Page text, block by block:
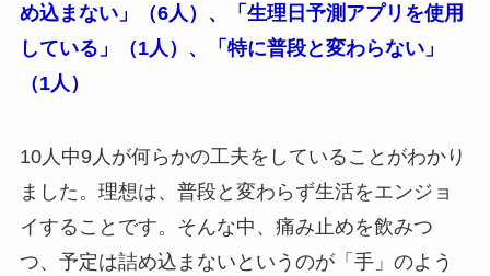
め込まない」（6人）、「生理日予測アプリを使用
している」（1人）、「特に普段と変わらない」
（1人）
10人中9人が何らかの工夫をしていることがわかり
ました。理想は、普段と変わらず生活をエンジョ
イすることです。そんな中、痛み止めを飲みつ
つ、予定は詰め込まないというのが「手」のよう